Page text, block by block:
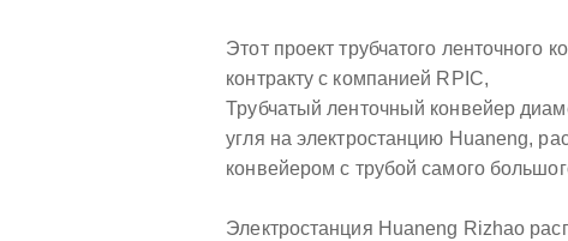
Этот проект трубчатого ленточного
контракту с компанией RPIC,
Трубчатый ленточный конвейер
угля на электростанцию Huaneng,
конвейером с трубой самого
Электростанция Huaneng Rizhao